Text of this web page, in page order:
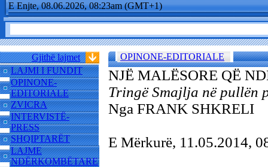
E Enjte, 08.06.2026, 08:23am (GMT+1)
Gjithë lajmet
LAJMI I FUNDIT
OPINONE-
EDITORIALE
ZVICRA
INTERVISTË-
PRESS
SHQIPTARËT
LAJME
NDËRKOMBËTARE
OPINONE-EDITORIALE
NJË MALËSORE QË
Tringë Smajlja në pullën
Nga FRANK SHKRELI
E Mërkurë, 11.05.2014,